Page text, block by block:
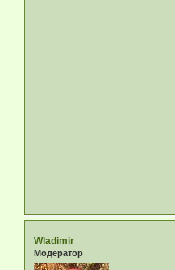
Wladimir
Модератор